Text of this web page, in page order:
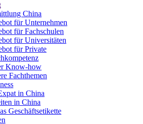
China
für Unternehmen
für Fachschulen
für Universitäten
für Private
Know-how
Fachthemen
in China
in China
Geschäftsetikette